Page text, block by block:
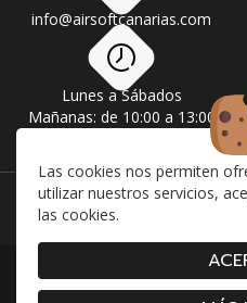
Las cookies nos permiten
utilizar nuestros servicios,
las cookies.
info@airsoftcanarias.com
Lunes a Sábados
Mañanas: de 10:00 a 13:00
Condiciones de compra|Aviso